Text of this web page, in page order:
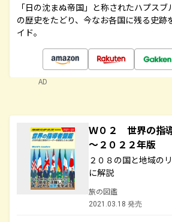
「日の沈まぬ帝国」と称されたハプス
の歴史をたどり、今なお各国に残る史跡
イド。
AD
Ｗ０２ 世界の指
～２０２２年版
２０８の国と地域の
に解説
旅の図鑑
2021.03.18 発売